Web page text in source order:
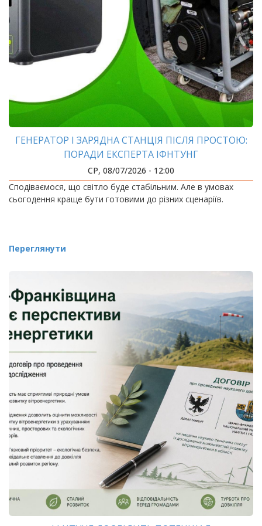
ГЕНЕРАТОР І ЗАРЯДНА СТАНЦІЯ ПІСЛЯ ПРОСТОЮ:
ПОРАДИ ЕКСПЕРТА ІФНТУНГ
СР, 08/07/2026 - 12:00
Сподіваємося, що світло буде стабільним. Але в умовах
сьогодення краще бути готовими до різних сценаріїв.
Переглянути